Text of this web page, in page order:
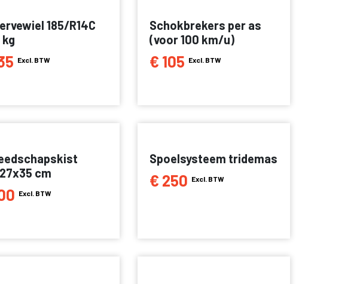
185/R14C
Excl. BTW
Schokbrekers per as
(voor 100 km/u)
€ 105 Excl. BTW
cm
Excl. BTW
Spoelsysteem tridemas
€ 250 Excl. BTW